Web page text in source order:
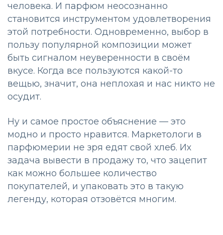
человека. И парфюм неосознанно
становится инструментом удовлетворения
этой потребности. Одновременно, выбор в
пользу популярной композиции может
быть сигналом неуверенности в своём
вкусе. Когда все пользуются какой-то
вещью, значит, она неплохая и нас никто не
осудит.
Ну и самое простое объяснение — это
модно и просто нравится. Маркетологи в
парфюмерии не зря едят свой хлеб. Их
задача вывести в продажу то, что зацепит
как можно большее количество
покупателей, и упаковать это в такую
легенду, которая отзовётся многим.